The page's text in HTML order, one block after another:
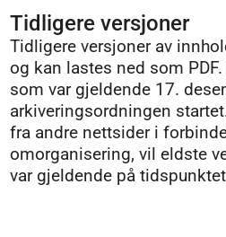
Tidligere versjoner
Tidligere versjoner av
og kan lastes ned som
som var gjeldende 17.
arkiveringsordningen
fra andre nettsider i
omorganisering, vil eldste
var gjeldende på